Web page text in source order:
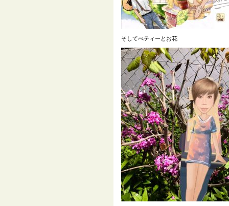
そしてべティーとお花